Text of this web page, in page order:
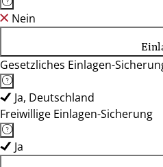
Nein
Gesetzliches Einlagen-
Ja, Deutschland
Freiwillige Einlagen-Sicherung
Ja